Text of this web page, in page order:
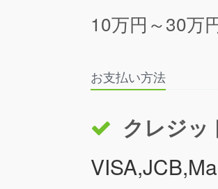
10万円～30万
お支払い方法
クレジッ